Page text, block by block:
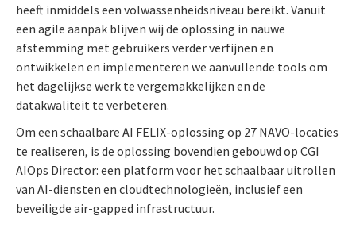
heeft inmiddels een volwassenheidsniveau bereikt. Vanuit
een agile aanpak blijven wij de oplossing in nauwe
afstemming met gebruikers verder verfijnen en
ontwikkelen en implementeren we aanvullende tools om
het dagelijkse werk te vergemakkelijken en de
datakwaliteit te verbeteren.
Om een schaalbare AI FELIX-oplossing op 27 NAVO-locaties
te realiseren, is de oplossing bovendien gebouwd op CGI
AIOps Director: een platform voor het schaalbaar uitrollen
van AI-diensten en cloudtechnologieën, inclusief een
beveiligde air-gapped infrastructuur.